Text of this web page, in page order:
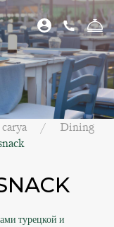
Dining
турецкой и